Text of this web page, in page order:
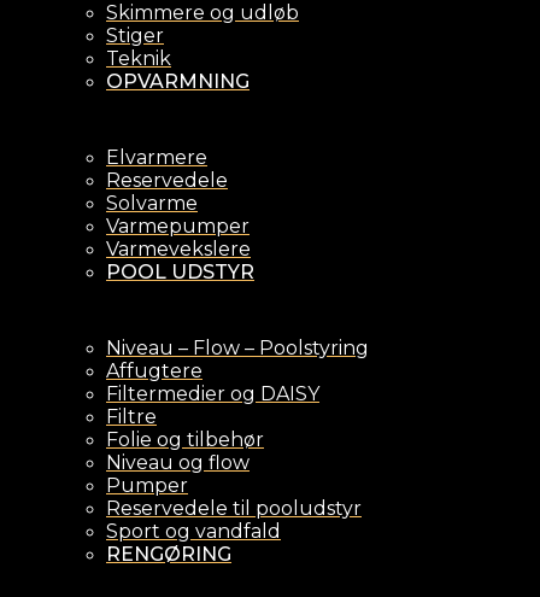
Skimmere og udløb
Stiger
Teknik
OPVARMNING
Elvarmere
Reservedele
Solvarme
Varmepumper
Varmevekslere
POOL UDSTYR
Niveau – Flow – Poolstyring
Affugtere
Filtermedier og DAISY
Filtre
Folie og tilbehør
Niveau og flow
Pumper
Reservedele til pooludstyr
Sport og vandfald
RENGØRING